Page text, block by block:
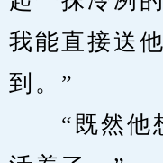
我能直接送
到。”
“既然他想